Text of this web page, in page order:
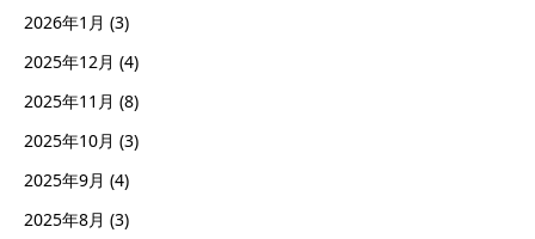
2026年1月 (3)
2025年12月 (4)
2025年11月 (8)
2025年10月 (3)
2025年9月 (4)
2025年8月 (3)